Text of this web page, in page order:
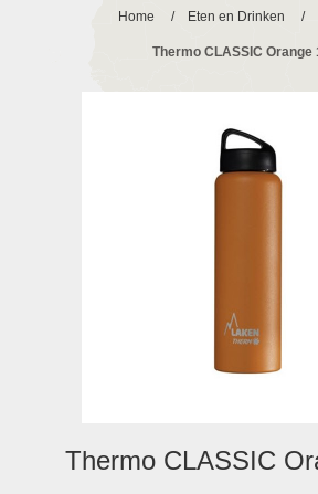
Home / Eten en Drinken /
Thermo CLASSIC Orange
Thermo CLASSIC